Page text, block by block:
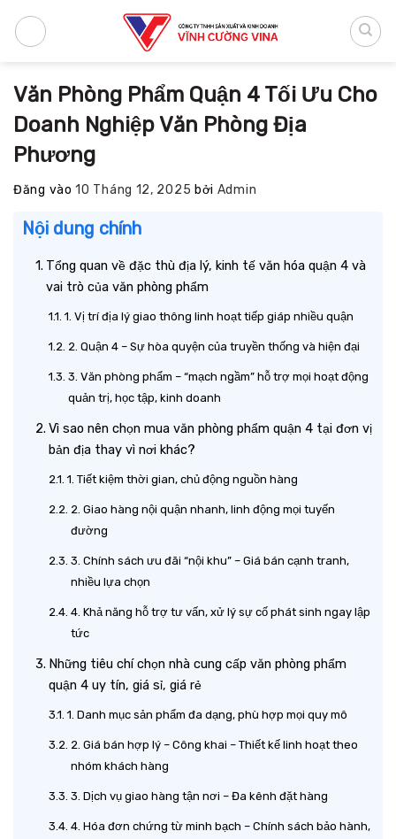
qua
Văn Phòng Phẩm Quận 4 Tối Ưu Cho
Doanh Nghiệp Văn Phòng Địa
Phương
Đăng vào10 Tháng 12, 2025 bởi Admin
Nội dung chính
Tổng quan về đặc thù địa lý, kinh tế văn hóa quận 4 và
vai trò của văn phòng phẩm
1. Vị trí địa lý giao thông linh hoạt tiếp giáp nhiều quận
2. Quận 4 – Sự hòa quyện của truyền thống và hiện đại
3. Văn phòng phẩm – “mạch ngầm” hỗ trợ mọi hoạt động
quản trị, học tập, kinh doanh
Vì sao nên chọn mua văn phòng phẩm quận 4 tại đơn vị
bản địa thay vì nơi khác?
1. Tiết kiệm thời gian, chủ động nguồn hàng
2. Giao hàng nội quận nhanh, linh động mọi tuyến
đường
3. Chính sách ưu đãi “nội khu” – Giá bán cạnh tranh,
nhiều lựa chọn
4. Khả năng hỗ trợ tư vấn, xử lý sự cố phát sinh ngay lập
tức
Những tiêu chí chọn nhà cung cấp văn phòng phẩm
quận 4 uy tín, giá sỉ, giá rẻ
1. Danh mục sản phẩm đa dạng, phù hợp mọi quy mô
2. Giá bán hợp lý – Công khai – Thiết kế linh hoạt theo
nhóm khách hàng
3. Dịch vụ giao hàng tận nơi – Đa kênh đặt hàng
4. Hóa đơn chứng từ minh bạch – Chính sách bảo hành,